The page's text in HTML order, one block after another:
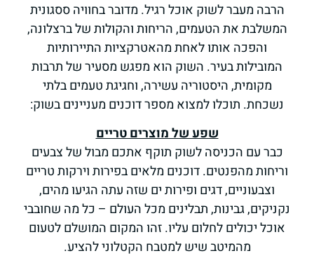
הרבה מעבר לשוק אוכל רגיל. מדובר בחוויה ססגונית
המשלבת את הטעמים, הריחות והקולות של ברצלונה,
והפכה אותו לאחת מהאטרקציות התיירותיות
המובילות בעיר. השוק הוא מפגש מסעיר של תרבות
מקומית, היסטוריה עשירה, וחגיגת טעמים בלתי
נשכחת. תוכלו למצוא מספר דוכנים מעניינים בשוק:
שפע של מוצרים טריים
כבר עם הכניסה לשוק תוקף אתכם מבול של צבעים
וריחות מהפנטים. דוכנים מלאים בפירות וירקות טריים
וצבעוניים, דגים ופירות ים שזה עתה הגיעו מהים,
נקניקים, גבינות, תבלינים מכל העולם – כל מה שחובבי
אוכל יכולים לחלום עליו. זהו המקום המושלם לטעום
מהמיטב שיש למטבח הקטלוני להציע.